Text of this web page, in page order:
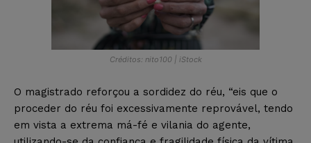
Créditos: nito100 | iStock
O magistrado reforçou a sordidez do réu, “eis que o
proceder do réu foi excessivamente reprovável, tendo
em vista a extrema má-fé e vilania do agente,